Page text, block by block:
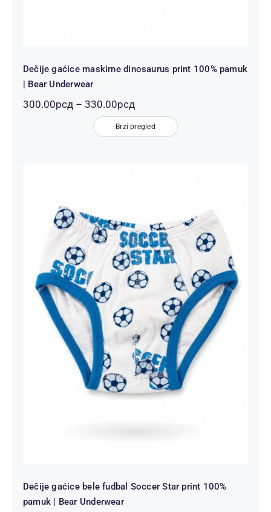
Dečije gaćice maskirne dinosaurus print 100% pamuk
| Bear Underwear
300.00рсд – 330.00рсдРаспон
цена:
од
300.00рсд
Brzi pregled
Dečije gaćice bele fudbal Soccer
Star print 100% pamuk | Bear
Underwear
Dečije gaćice bele fudbal Soccer Star print 100%
pamuk | Bear Underwear